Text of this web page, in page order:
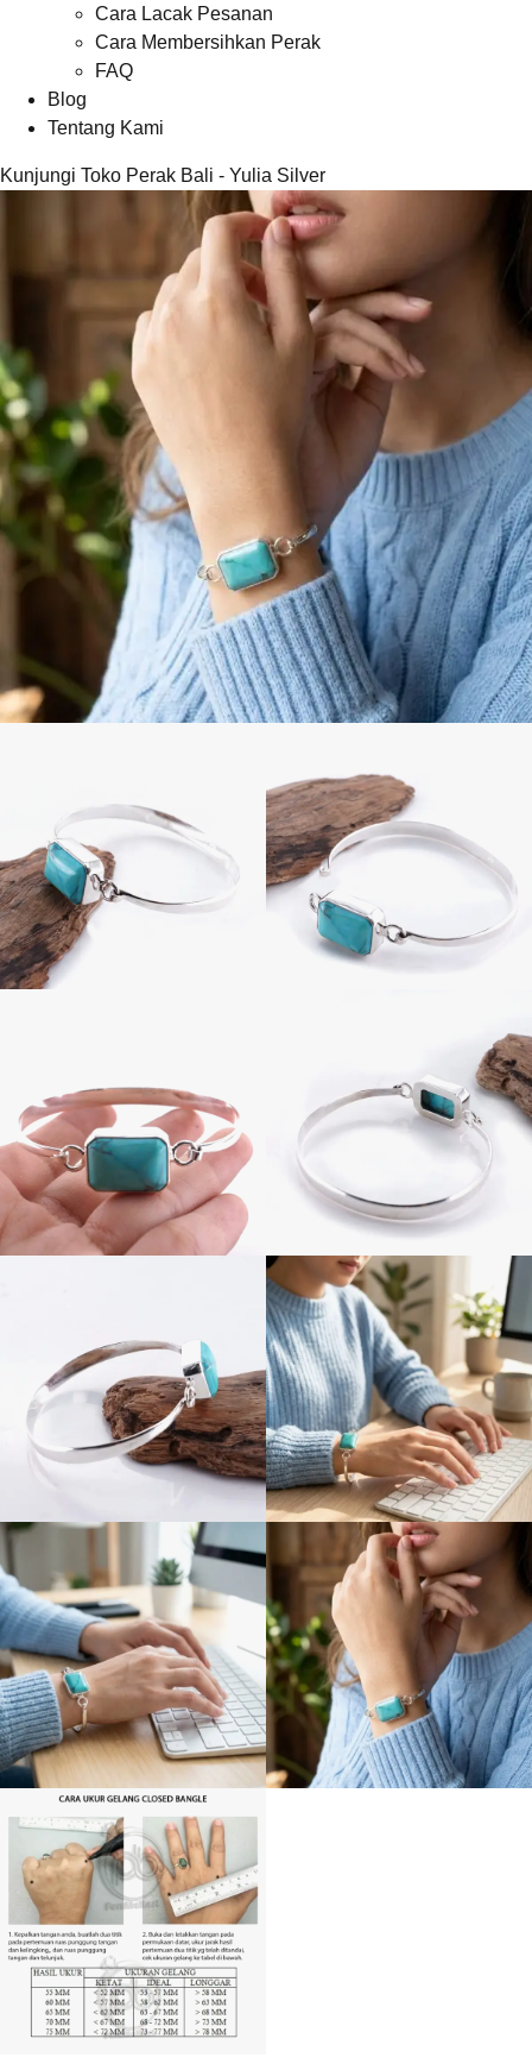
Cara Lacak Pesanan
Cara Membersihkan Perak
FAQ
Blog
Tentang Kami
Kunjungi Toko Perak Bali - Yulia Silver